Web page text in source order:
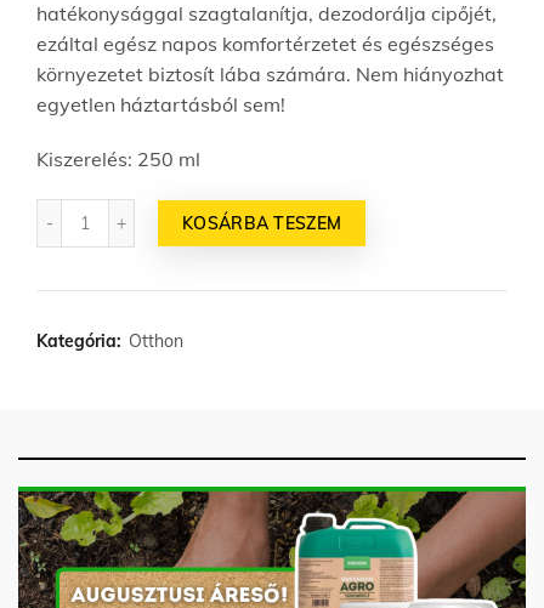
hatékonysággal szagtalanítja, dezodorálja cipőjét,
ezáltal egész napos komfortérzetet és egészséges
környezetet biztosít lába számára. Nem hiányozhat
egyetlen háztartásból sem!
Kiszerelés: 250 ml
Mennyiség
KOSÁRBA TESZEM
Kategória: Otthon